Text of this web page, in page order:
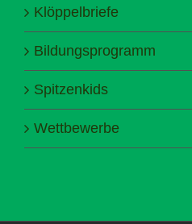
Klöppelbriefe
Bildungsprogramm
Spitzenkids
Wettbewerbe